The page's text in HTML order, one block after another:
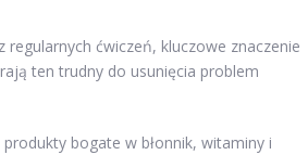
ćwiczeń, kluczowe znaczenie
ten trudny do usunięcia problem
bogate w błonnik, witaminy i